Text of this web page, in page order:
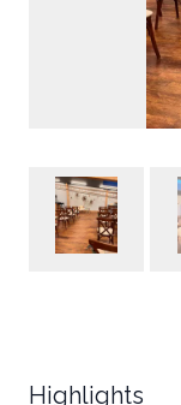
Highlights